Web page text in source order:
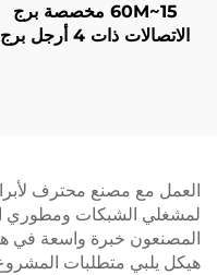
15~60M مخصصة برج
الاتصالات ذات 4 أرجل برج
العمل مع مصنع محترف
لمشغلي الشبكات ومطوري
المصنعون خبرة واسعة في
هيكل يلبي متطلبات المشروع